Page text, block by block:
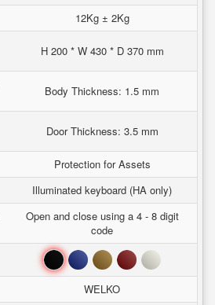
12Kg ± 2Kg
H 200 * W 430 * D 370 mm
Body Thickness: 1.5 mm
Door Thickness: 3.5 mm
Protection for Assets
Illuminated keyboard (HA only)
Open and close using a 4 - 8 digit
code
Đen Xanh Nâu Đỏ Trắng
WELKO